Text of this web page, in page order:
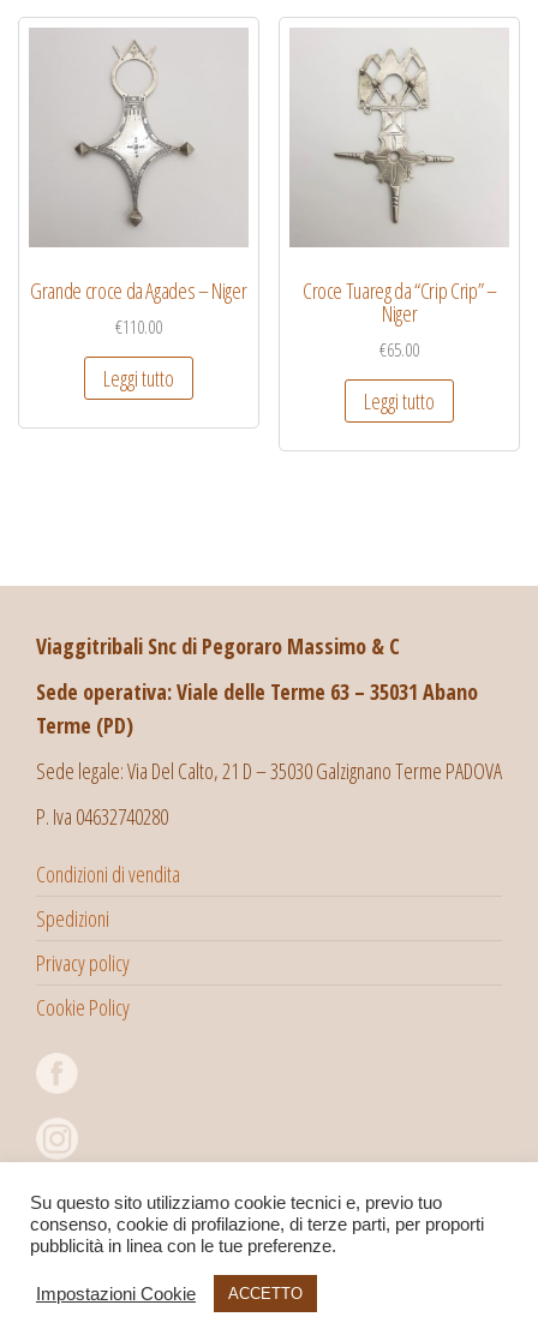
Grande croce da Agades – Niger
€110.00
Leggi tutto
Croce Tuareg da “Crip Crip” –
Niger
€65.00
Leggi tutto
Viaggitribali Snc di Pegoraro Massimo & C
Sede operativa: Viale delle Terme 63 – 35031 Abano
Terme (PD)
Sede legale: Via Del Calto, 21 D – 35030 Galzignano Terme PADOVA
P. Iva 04632740280
Condizioni di vendita
Spedizioni
Privacy policy
Cookie Policy
Copyright 2022©ViaggitribaliSnc di Pegoraro Massimo & C.
Su questo sito utilizziamo cookie tecnici e, previo tuo
consenso, cookie di profilazione, di terze parti, per proporti
pubblicità in linea con le tue preferenze.
Impostazioni Cookie ACCETTO